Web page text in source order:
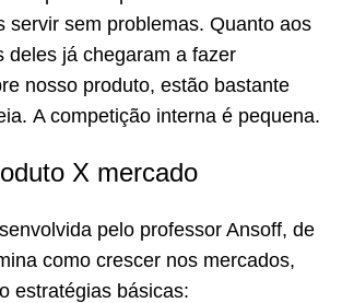
servir sem problemas. Quanto aos
deles já chegaram a fazer
nosso produto, estão bastante
A competição interna é pequena.
X mercado
pelo professor Ansoff, de
como crescer nos mercados,
estratégias básicas: